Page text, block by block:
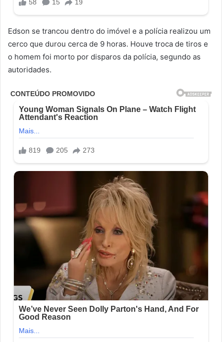
Edson se trancou dentro do imóvel e a polícia realizou um
cerco que durou cerca de 9 horas. Houve troca de tiros e
o homem foi morto por disparos da polícia, segundo as
autoridades.